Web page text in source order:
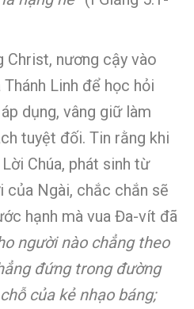
Christ, nương cậy vào
Linh để học hỏi
dụng, vâng giữ làm
tuyệt đối. Tin rằng khi
Chúa, phát sinh từ
của Ngài, chắc chắn sẽ
hạnh mà vua Đa-vít đã
người nào chẳng theo
đứng trong đường
của kẻ nhạo báng;